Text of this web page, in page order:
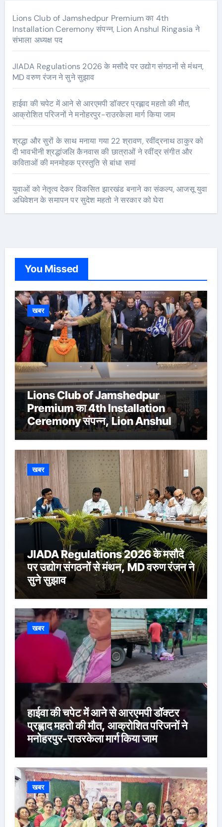
Lions Club of Jamshedpur Premium का 4th
Installation Ceremony संपन्न, Lion Anshul Ringasia ने
संभाला अध्यक्ष पद
JIADA Regulations 2026 के मसौदे पर उद्योग संगठनों से मंथन,
MD वरुण रंजन ने सुने सुझाव
हाईवा की चपेट में आने से आरएमपी डॉक्टर प्रह्लाद महतो की मौत,
आक्रोशित परिजनों ने मनोहरपुर-राउरकेला मार्ग किया जाम
श्रद्धा और सुरों के साथ मनाया गया 22 श्रावण, रवींद्रनाथ ठाकुर को
दी भावभीनी श्रद्धांजलि कैनवास की छात्राओं ने रवींद्र संगीत और
कविताओं की मनमोहक प्रस्तुति से बांधा समां
युवाओं को नेतृत्व देकर विकसित झारखंड बनाने का संकल्प, आजसू युवा
अधिवेशन के समापन पर सुदेश महतो ने सरकार को घेरा
You Missed
खबर
Lions Club of Jamshedpur
Premium का 4th Installation
Ceremony संपन्न, Lion Anshul
Ringasia ने संभाला अध्यक्ष पद
खबर
JIADA Regulations 2026 के मसौदे
पर उद्योग संगठनों से मंथन, MD वरुण रंजन ने
सुने सुझाव
खबर
हाईवा की चपेट में आने से आरएमपी डॉक्टर
प्रह्लाद महतो की मौत, आक्रोशित परिजनों ने
मनोहरपुर-राउरकेला मार्ग किया जाम
खबर